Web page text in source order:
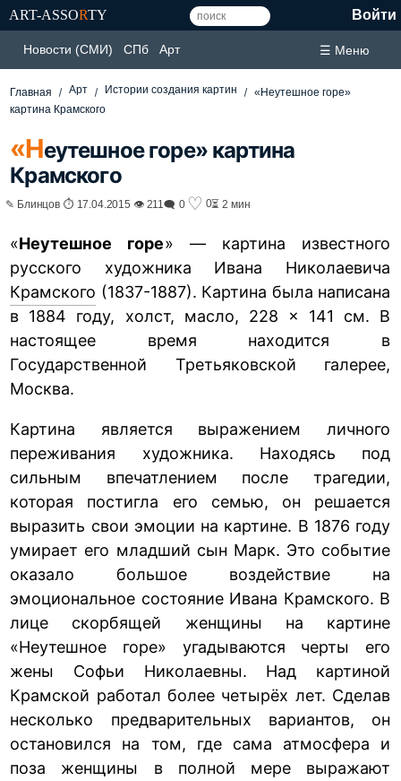
ART-ASSORTY Войти
Новости (СМИ) СПб Арт ☰ Меню
Главная Арт Истории создания картин
«Неутешное горе»
картина Крамского
«Неутешное горе» картина
Крамского
✎ Блинцов ⏱ 17.04.2015 👁 211🗨 0 ♡ 0⏳ 2 мин
«Неутешное горе» — картина известного
русского художника Ивана Николаевича
Крамского (1837-1887). Картина была написана
в 1884 году, холст, масло, 228 × 141 см. В
настоящее время находится в
Государственной Третьяковской галерее,
Москва.
Картина является выражением личного
переживания художника. Находясь под
сильным впечатлением после трагедии,
которая постигла его семью, он решается
выразить свои эмоции на картине. В 1876 году
умирает его младший сын Марк. Это событие
оказало большое воздействие на
эмоциональное состояние Ивана Крамского. В
лице скорбящей женщины на картине
«Неутешное горе» угадываются черты его
жены Софьи Николаевны. Над картиной
Крамской работал более четырёх лет. Сделав
несколько предварительных вариантов, он
остановился на том, где сама атмосфера и
поза женщины в полной мере выражают